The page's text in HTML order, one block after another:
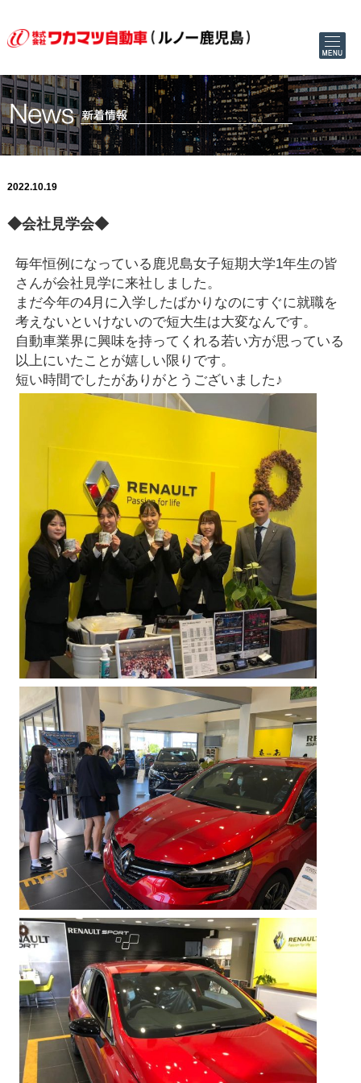
2022.10.19
◆会社見学会◆
毎年恒例になっている鹿児島女子短期大学1年生の皆
さんが会社見学に来社しました。
まだ今年の4月に入学したばかりなのにすぐに就職を
考えないといけないので短大生は大変なんです。
自動車業界に興味を持ってくれる若い方が思っている
以上にいたことが嬉しい限りです。
短い時間でしたがありがとうございました♪